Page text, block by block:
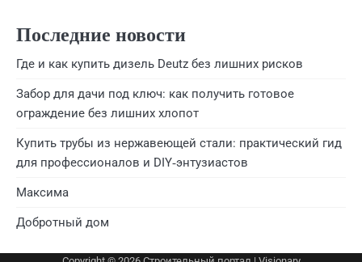
Последние новости
Где и как купить дизель Deutz без лишних рисков
Забор для дачи под ключ: как получить готовое
ограждение без лишних хлопот
Купить трубы из нержавеющей стали: практический гид
для профессионалов и DIY‑энтузиастов
Максима
Добротный дом